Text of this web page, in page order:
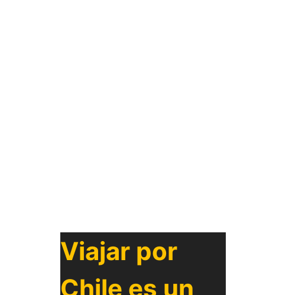
Viajar por
Chile es un